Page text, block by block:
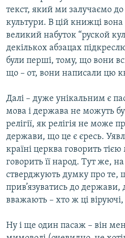
текст, який ми залучаємо до
культури. В цій книжці вона
великий набуток “руской
декількох абзацах
були перші, тому, що вони
що – от, вони написали цю
Далі – дуже унікальним є
мова і держава не можуть
релігії, як релігія не може
держави, що це є єресь.
країні церква говорить
говорить її народ. Тут же,
стверджують думку про те,
прив’язуватись до
вважають – хто ж ці
Ну і ще один пасаж – він